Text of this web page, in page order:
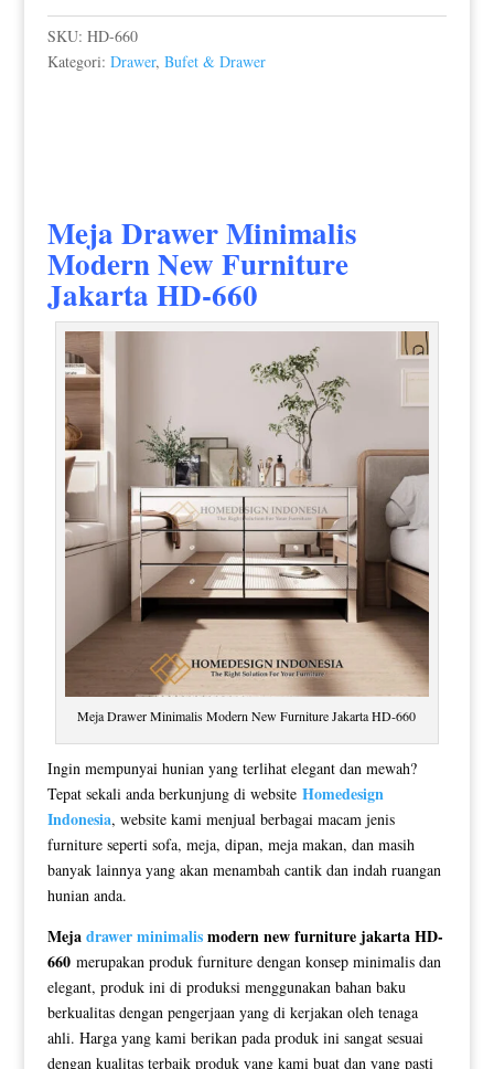
SKU: HD-660
Kategori: Drawer, Bufet & Drawer
Meja Drawer Minimalis
ModernNew Furniture
Jakarta HD-660
Meja Drawer Minimalis Modern New Furniture Jakarta HD-660
Ingin mempunyai hunian yang terlihat elegant dan mewah?
Tepat sekali anda berkunjung di website Homedesign
Indonesia, website kami menjual berbagai macam jenis
furniture seperti sofa, meja, dipan, meja makan, dan masih
banyak lainnya yang akan menambah cantik dan indah ruangan
hunian anda.
Mejadrawer minimalismodern new furniture jakarta HD-
660merupakan produk furniture dengan konsep minimalis dan
elegant, produk ini di produksi menggunakan bahan baku
berkualitas dengan pengerjaan yang di kerjakan oleh tenaga
ahli. Harga yang kami berikan pada produk ini sangat sesuai
dengan kualitas terbaik produk yang kami buat dan yang pasti